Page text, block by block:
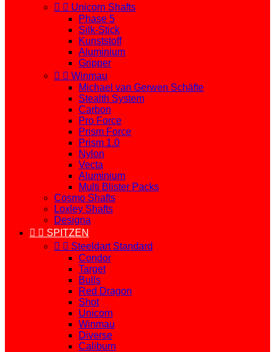
  Unicorn Shafts
Phase 5
Silk-Stick
Kunststoff
Aluminium
Gripper
  Winmau
Michael van Gerwen Schäfte
Stealth System
Carbon
Pro Force
Prism Force
Prism 1.0
Nylon
Vecta
Aluminium
Multi Blister Packs
Cosmo Shafts
Loxley Shafts
Designa
  SPITZEN
  Steeldart Standard
Condor
Target
Bulls
Red Dragon
Shot
Unicorn
Winmau
Diverse
Caliburn